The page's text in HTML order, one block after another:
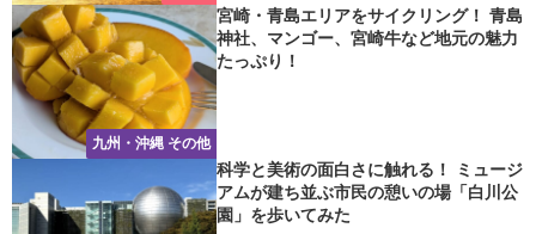
九州・沖縄 その他
宮崎・青島エリアをサイクリング！ 青島
神社、マンゴー、宮崎牛など地元の魅力
たっぷり！
科学と美術の面白さに触れる！ ミュージ
アムが建ち並ぶ市民の憩いの場「白川公
園」を歩いてみた